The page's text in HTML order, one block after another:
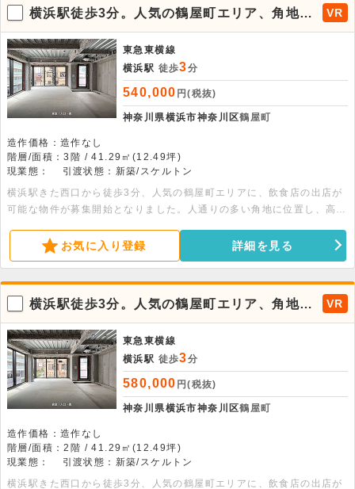
認性・立地・デザイン性を兼ね備えた飲食可能物件となりますので、ご
興味のある方はぜひお早めにお問い合わせください。
横浜駅徒歩3分。人気の鶴屋町エリア、角地で
視認性良好の飲食可能物件が出ました。
VR
東急東横線
横浜駅 徒歩3分
540,000 円(税抜)
神奈川県横浜市神奈川区鶴屋町
造作価格：造作なし
階層/面積：3階 / 41.29㎡(12.49坪)
現業態：
引渡状態：新築/スケルトン
横浜駅きた西口から徒歩3分、人気の鶴屋町エリアに、飲食店の出店が
可能な物件が募集開始となりました。人通りの多い角地に位置し、高い
立地です。また洗練された外観と街並みに映える景観は店舗の存在感を
一層引き立て、ブランドイメージを重視する業態にもおすすめです。周
周辺住民・横浜駅利用者まで幅広い客層の取り込みが期待できます。視
認性・立地・デザイン性を兼ね備えた飲食可能物件となりますので、ご
興味のある方はぜひお早めにお問い合わせください。
お気に入り登録 詳細を見る
横浜駅徒歩3分。人気の鶴屋町エリア、角地で
視認性良好の飲食可能物件が出ました。
VR
東急東横線
横浜駅 徒歩3分
580,000 円(税抜)
神奈川県横浜市神奈川区鶴屋町
造作価格：造作なし
階層/面積：2階 / 41.29㎡(12.49坪)
現業態：
引渡状態：新築/スケルトン
横浜駅きた西口から徒歩3分、人気の鶴屋町エリアに、飲食店の出店が